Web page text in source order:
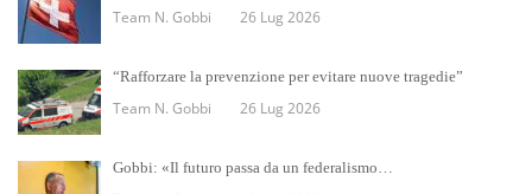
Team N. Gobbi 26 Lug 2026
“Rafforzare la prevenzione per evitare nuove tragedie”
Team N. Gobbi 26 Lug 2026
Gobbi: «Il futuro passa da un federalismo…